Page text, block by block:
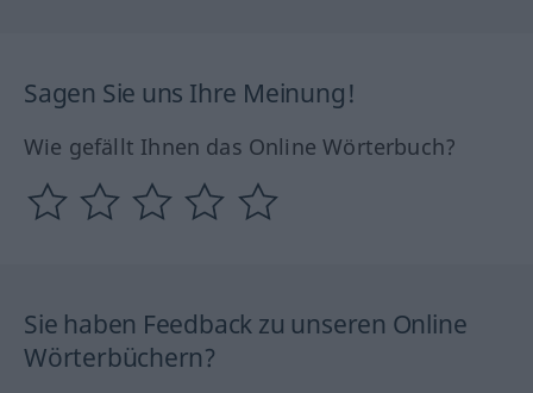
Sagen Sie uns Ihre Meinung!
Wie gefällt Ihnen das Online Wörterbuch?
Sie haben Feedback zu unseren Online
Wörterbüchern?